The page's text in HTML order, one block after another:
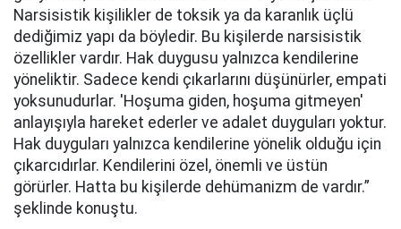
Narsisistik kişilikler de toksik ya da karanlık üçlü
dediğimiz yapı da böyledir. Bu kişilerde narsisistik
özellikler vardır. Hak duygusu yalnızca kendilerine
yöneliktir. Sadece kendi çıkarlarını düşünürler, empati
yoksunudurlar. 'Hoşuma giden, hoşuma gitmeyen'
anlayışıyla hareket ederler ve adalet duyguları yoktur.
Hak duyguları yalnızca kendilerine yönelik olduğu için
çıkarcıdırlar. Kendilerini özel, önemli ve üstün
görürler. Hatta bu kişilerde dehümanizm de vardır.”
şeklinde konuştu.